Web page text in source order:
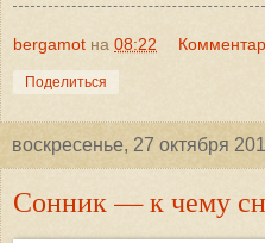
bergamot на 08:22
Поделиться
воскресенье, 27 октября
Сонник — к чему